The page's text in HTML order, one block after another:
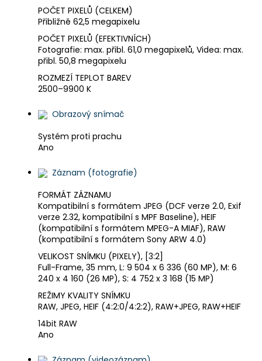
POČET PIXELŮ (CELKEM)
Přibližně 62,5 megapixelu
POČET PIXELŮ (EFEKTIVNÍCH)
Fotografie: max. přibl. 61,0 megapixelů, Videa: max.
přibl. 50,8 megapixelu
ROZMEZÍ TEPLOT BAREV
2500–9900 K
Obrazový snímač
Systém proti prachu
Ano
Záznam (fotografie)
FORMÁT ZÁZNAMU
Kompatibilní s formátem JPEG (DCF verze 2.0, Exif
verze 2.32, kompatibilní s MPF Baseline), HEIF
(kompatibilní s formátem MPEG-A MIAF), RAW
(kompatibilní s formátem Sony ARW 4.0)
VELIKOST SNÍMKU (PIXELY), [3:2]
Full-Frame, 35 mm, L: 9 504 x 6 336 (60 MP), M: 6
240 x 4 160 (26 MP), S: 4 752 x 3 168 (15 MP)
REŽIMY KVALITY SNÍMKU
RAW, JPEG, HEIF (4:2:0/4:2:2), RAW+JPEG, RAW+HEIF
14bit RAW
Ano